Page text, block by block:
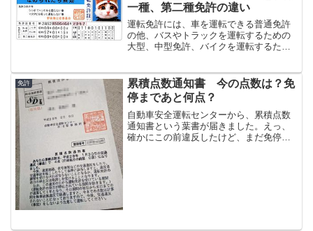
一種、第二種免許の違い
運転免許には、車を運転できる普通免許
の他、バスやトラックを運転するための
大型、中型免許、バイクを運転するため
必要ですし、車にも種類があり、大型自
動車、中型自動車、普通自...
免許
累積点数通知書 今の点数は？免
停まであと何点？
自動車安全運転センターから、累積点数
通知書という葉書が届きました。えっ、
確かにこの前違反したけど、まだ免停じ